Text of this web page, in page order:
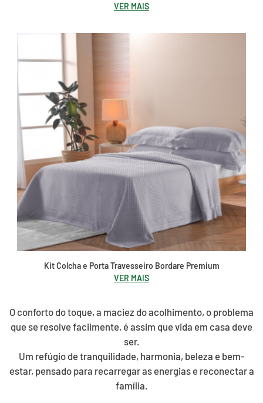
VER MAIS
Kit Colcha e Porta Travesseiro Bordare Premium
VER MAIS
O conforto do toque, a maciez do acolhimento, o problema
que se resolve facilmente, é assim que vida em casa deve
ser.
Um refúgio de tranquilidade, harmonia, beleza e bem-
estar, pensado para recarregar as energias e reconectar a
família.